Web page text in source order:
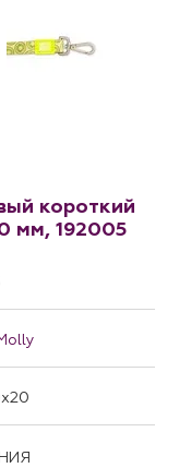
короткий
мм, 192005